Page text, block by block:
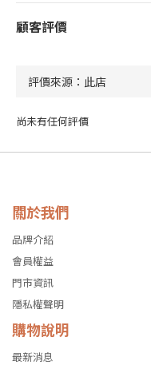
顧客評價
尚未有任何評價
關於我們
品牌介紹
會員權益
門市資訊
隱私權聲明
購物說明
最新消息